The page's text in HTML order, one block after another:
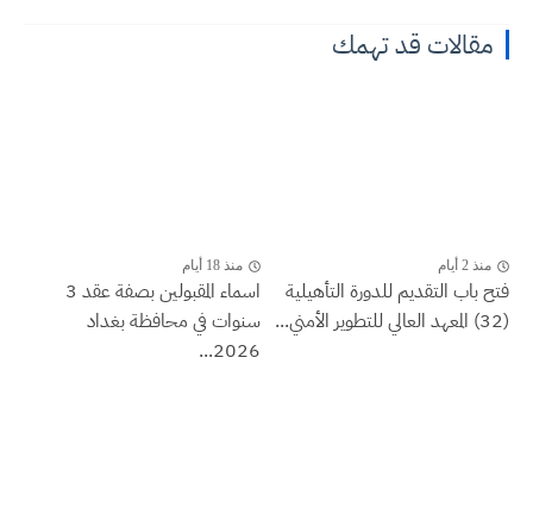
مقالات قد تهمك
منذ 2 أيام
فتح باب التقديم للدورة التأهيلية
(32) المعهد العالي للتطوير الأمني...
منذ 18 أيام
اسماء المقبولين بصفة عقد 3
سنوات في محافظة بغداد
2026...